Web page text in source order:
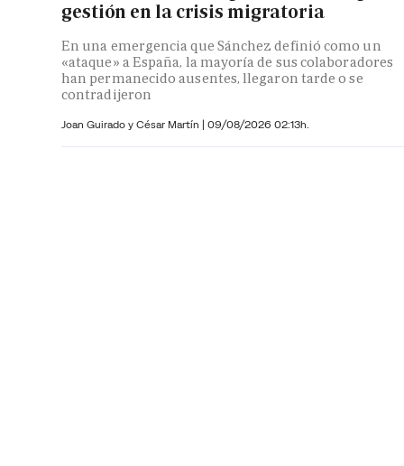
gestión en la crisis migratoria
En una emergencia que Sánchez definió como un
«ataque» a España, la mayoría de sus colaboradores
han permanecido ausentes, llegaron tarde o se
contradijeron
Joan Guirado y César Martín | 09/08/2026 02:13h.